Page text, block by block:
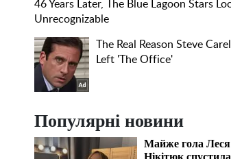
Популярні новини
Майже гола Леся
Нікітюк спустила